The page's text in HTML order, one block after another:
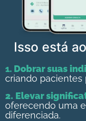
Isso está
1. Dobrar suas
criando pacientes
2. Elevar
oferecendo uma
diferenciada.